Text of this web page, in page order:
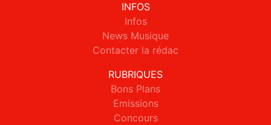
INFOS
Infos
News Musique
Contacter la rédac
RUBRIQUES
Bons Plans
Emissions
Concours